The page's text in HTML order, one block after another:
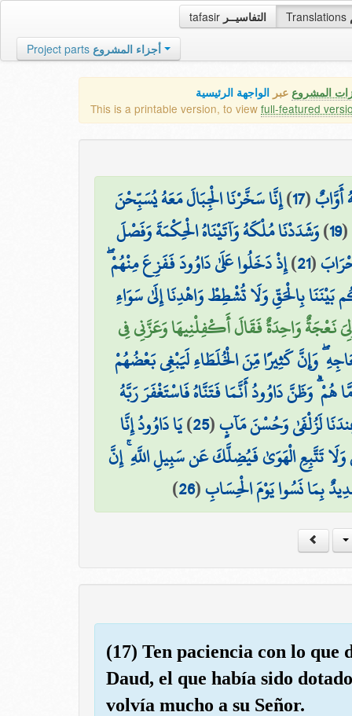
tafasir التفاسيــر Translations
Project parts أجزاء المشروع
المشروع عبر الواجهة الرئيسية
This is a printable version, to view full-featured
أَوَّابٌ(
17
)إِنَّا سَخَّرْنَا الْجِبَالَ مَعَهُ يُسَبِّحْنَ
(
19
)وَشَدَدْنَا مُلْكَهُ وَآتَيْنَاهُ الْحِكْمَةَ وَفَصْلَ
(
21
)إِذْ دَخَلُوا عَلَىٰ دَاوُودَ فَفَزِعَ مِنْهُمْ ۖ
بِالْحَقِّ وَلَا تُشْطِطْ وَاهْدِنَا إِلَىٰ سَوَاءِ
نَعْجَةٌ وَاحِدَةٌ فَقَالَ أَكْفِلْنِيهَا وَعَزَّنِي فِي
وَإِنَّ كَثِيرًا مِّنَ الْخُلَطَاءِ لَيَبْغِي بَعْضُهُمْ
هُمْ ۗ وَظَنَّ دَاوُودُ أَنَّمَا فَتَنَّاهُ فَاسْتَغْفَرَ رَبَّهُ
لَزُلْفَىٰ وَحُسْنَ مَآبٍ(
25
)يَا دَاوُودُ إِنَّا
تَتَّبِعِ الْهَوَىٰ فَيُضِلَّكَ عَن سَبِيلِ اللَّهِ ۚ إِنَّ
بِمَا نَسُوا يَوْمَ الْحِسَابِ(
26
)
(17) Ten paciencia con lo
Daud, el que había sido
volvía mucho a su Señor.